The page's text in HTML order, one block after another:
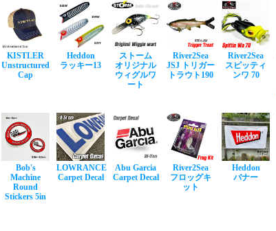
KISTLER
Unstructured
Cap
Heddon
ラッキー13
ストーム
オリジナル
ウィグルワ
ート
River2Sea
JSJ トリガー
トラウト190
River2Sea
スピッティ
ンワ 70
Bob's
Machine
Round
Stickers 5in
LOWRANCE
Carpet Decal
Abu Garcia
Carpet Decal
River2Sea
フロッグキ
ット
Heddon
バナー